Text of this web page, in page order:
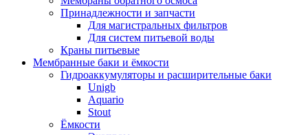
Принадлежности и запчасти
Для магистральных фильтров
Для систем питьевой воды
Краны питьевые
Мембранные баки и ёмкости
Гидроаккумуляторы и расширительные баки
Unigb
Aquario
Stout
Ёмкости